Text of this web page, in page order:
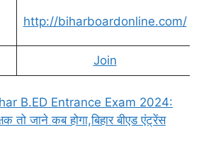
http://biharboardonline.com/
Join
B.ED Entrance Exam 2024:
तो जाने कब होगा,बिहार बीएड एंट्रेंस